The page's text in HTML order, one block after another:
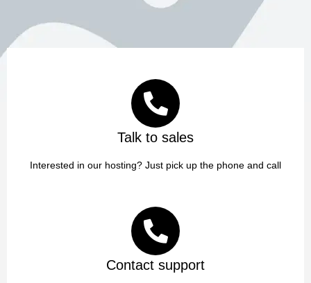
Talk to sales
Interested in our hosting? Just pick up the phone and call
Contact support